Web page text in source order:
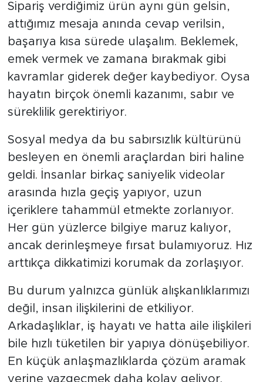
Sipariş verdiğimiz ürün aynı gün gelsin,
attığımız mesaja anında cevap verilsin,
başarıya kısa sürede ulaşalım. Beklemek,
emek vermek ve zamana bırakmak gibi
kavramlar giderek değer kaybediyor. Oysa
hayatın birçok önemli kazanımı, sabır ve
süreklilik gerektiriyor.
Sosyal medya da bu sabırsızlık kültürünü
besleyen en önemli araçlardan biri haline
geldi. İnsanlar birkaç saniyelik videolar
arasında hızla geçiş yapıyor, uzun
içeriklere tahammül etmekte zorlanıyor.
Her gün yüzlerce bilgiye maruz kalıyor,
ancak derinleşmeye fırsat bulamıyoruz. Hız
arttıkça dikkatimizi korumak da zorlaşıyor.
Bu durum yalnızca günlük alışkanlıklarımızı
değil, insan ilişkilerini de etkiliyor.
Arkadaşlıklar, iş hayatı ve hatta aile ilişkileri
bile hızlı tüketilen bir yapıya dönüşebiliyor.
En küçük anlaşmazlıklarda çözüm aramak
yerine vazgeçmek daha kolay geliyor.